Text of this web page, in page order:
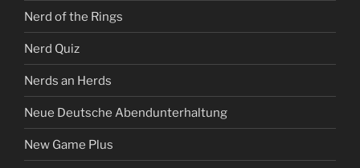
Nerd of the Rings
Nerd Quiz
Nerds an Herds
Neue Deutsche Abendunterhaltung
New Game Plus